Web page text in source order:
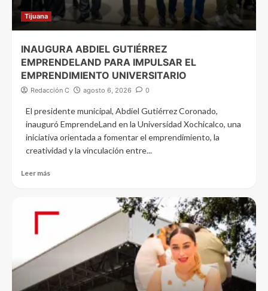
Tijuana
INAUGURA ABDIEL GUTIÉRREZ
EMPRENDELAND PARA IMPULSAR EL
EMPRENDIMIENTO UNIVERSITARIO
Redacción C agosto 6, 2026 0
El presidente municipal, Abdiel Gutiérrez Coronado,
inauguró EmprendeLand en la Universidad Xochicalco, una
iniciativa orientada a fomentar el emprendimiento, la
creatividad y la vinculación entre...
Leer más